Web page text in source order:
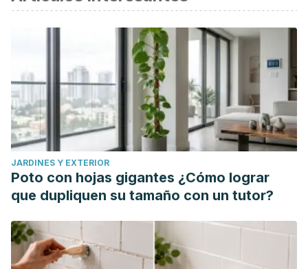
JARDINES Y EXTERIOR
Poto con hojas gigantes ¿Cómo lograr
que dupliquen su tamaño con un tutor?